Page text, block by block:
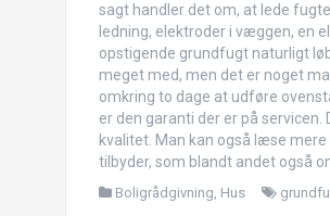
sagt handler det om, at lede
ledning, elektroder i væggen, en
opstigende grundfugt naturligt
meget med, men det er noget
omkring to dage at udføre
er den garanti der er på
kvalitet. Man kan også læse
tilbyder, som blandt andet også
Boligrådgivning, Hus